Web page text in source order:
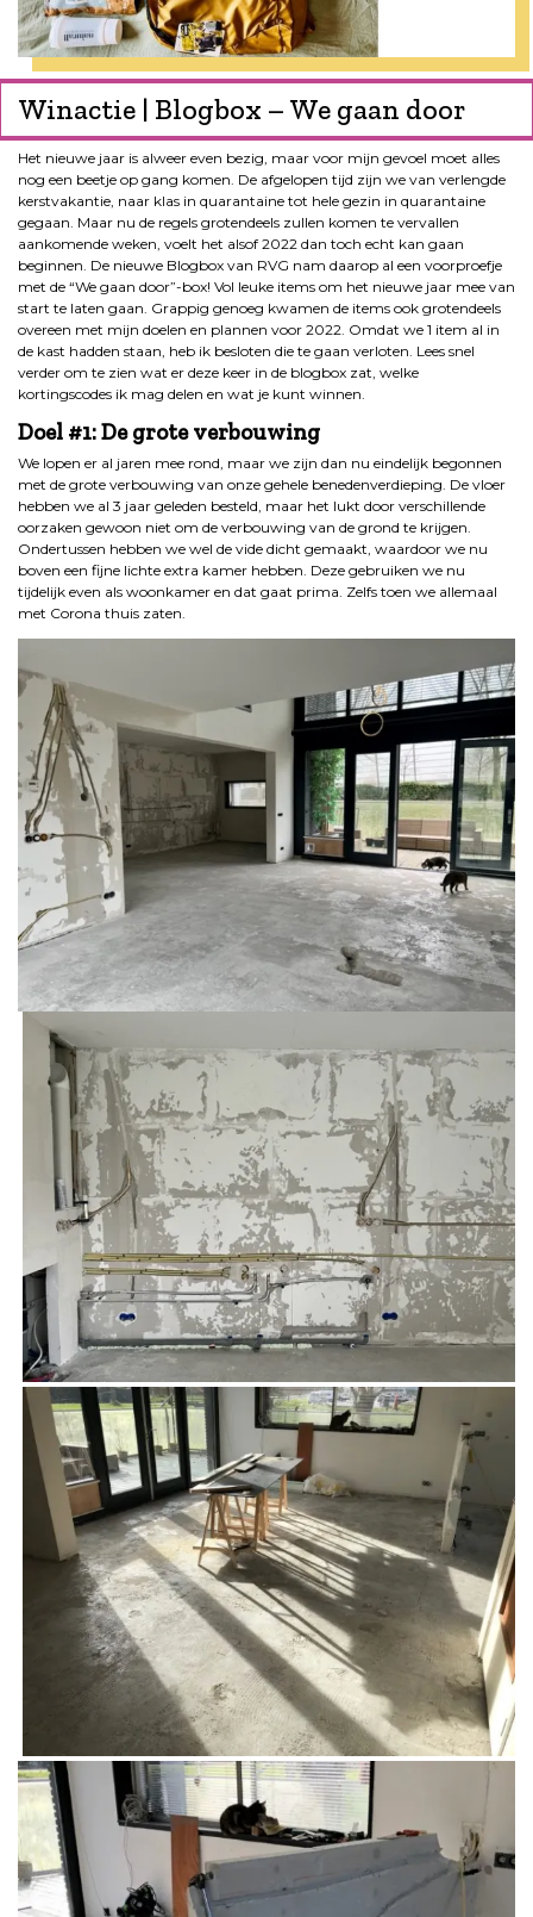
Winactie | Blogbox – We gaan door
Het nieuwe jaar is alweer even bezig, maar voor mijn gevoel moet alles
nog een beetje op gang komen. De afgelopen tijd zijn we van verlengde
kerstvakantie, naar klas in quarantaine tot hele gezin in quarantaine
gegaan. Maar nu de regels grotendeels zullen komen te vervallen
aankomende weken, voelt het alsof 2022 dan toch echt kan gaan
beginnen. De nieuwe Blogbox van RVG nam daarop al een voorproefje
met de “We gaan door”-box! Vol leuke items om het nieuwe jaar mee van
start te laten gaan. Grappig genoeg kwamen de items ook grotendeels
overeen met mijn doelen en plannen voor 2022. Omdat we 1 item al in
de kast hadden staan, heb ik besloten die te gaan verloten. Lees snel
verder om te zien wat er deze keer in de blogbox zat, welke
kortingscodes ik mag delen en wat je kunt winnen.
Doel #1: De grote verbouwing
We lopen er al jaren mee rond, maar we zijn dan nu eindelijk begonnen
met de grote verbouwing van onze gehele benedenverdieping. De vloer
hebben we al 3 jaar geleden besteld, maar het lukt door verschillende
oorzaken gewoon niet om de verbouwing van de grond te krijgen.
Ondertussen hebben we wel de vide dicht gemaakt, waardoor we nu
boven een fijne lichte extra kamer hebben. Deze gebruiken we nu
tijdelijk even als woonkamer en dat gaat prima. Zelfs toen we allemaal
met Corona thuis zaten.